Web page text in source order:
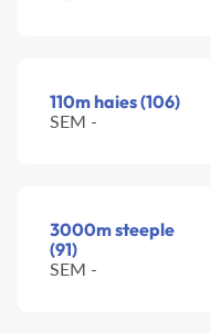
110m haies (106)
SEM -
3000m steeple
(91)
SEM -